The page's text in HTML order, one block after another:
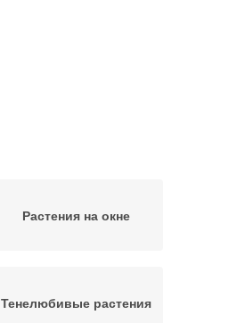
Растения на окне
Тенелюбивые растения